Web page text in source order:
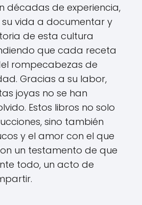
décadas de experiencia,
vida a documentar y
de esta cultura
que cada receta
rompecabezas de
Gracias a su labor,
joyas no se han
Estos libros no solo
sino también
y el amor con el que
un testamento de que
todo, un acto de